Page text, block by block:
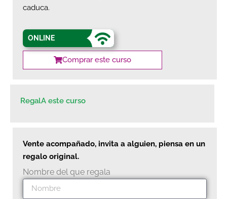
caduca.
ONLINE
Comprar este curso
RegalA este curso
Vente acompañado, invita a alguien, piensa en un
regalo original.
Nombre del que regala